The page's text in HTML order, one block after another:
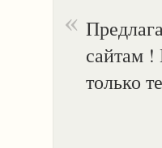
сайтам !
только